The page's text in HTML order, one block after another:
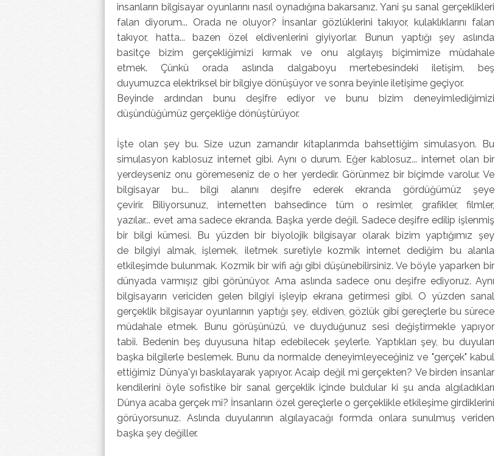
insanların bilgisayar oyunlarını nasıl oynadığına bakarsanız. Yani şu sanal gerçeklikleri
falan diyorum... Orada ne oluyor? İnsanlar gözlüklerini takıyor, kulaklıklarını falan
takıyor, hatta...bazen özel eldivenlerini giyiyorlar. Bunun yaptığı şey aslında
basitçe bizim gerçekliğimizi kırmak ve onu algılayış biçimimize müdahale
etmek. Çünkü orada aslında dalgaboyu mertebesindeki iletişim, beş
duyumuzca elektriksel bir bilgiye dönüşüyor ve sonra beyinle iletişime geçiyor.
Beyinde ardından bunu deşifre ediyor ve bunu bizim deneyimlediğimizi
düşündüğümüz gerçekliğe dönüştürüyor.
İşte olan şey bu. Size uzun zamandır kitaplarımda bahsettiğim simulasyon. Bu
simulasyon kablosuz internet gibi. Aynı o durum. Eğer kablosuz... internet olan bir
yerdeyseniz onu göremeseniz de o her yerdedir. Görünmez bir biçimde varolur. Ve
bilgisayar bu... bilgi alanını deşifre ederek ekranda gördüğümüz şeye
çevirir. Biliyorsunuz, internetten bahsedince tüm o resimler, grafikler, filmler,
yazılar... evet ama sadece ekranda. Başka yerde değil. Sadece deşifre edilip işlenmiş
bir bilgi kümesi. Bu yüzden bir biyolojik bilgisayar olarak bizim yaptığımız şey
de bilgiyi almak, işlemek, iletmek suretiyle kozmik internet dediğim bu alanla
etkileşimde bulunmak. Kozmik bir wifi ağı gibi düşünebilirsiniz. Ve böyle yaparken bir
dünyada varmışız gibi görünüyor. Ama aslında sadece onu deşifre ediyoruz. Aynı
bilgisayarın vericiden gelen bilgiyi işleyip ekrana getirmesi gibi. O yüzden sanal
gerçeklik bilgisayar oyunlarının yaptığı şey, eldiven, gözlük gibi gereçlerle bu sürece
müdahale etmek. Bunu görüşünüzü, ve duyduğunuz sesi değiştirmekle yapıyor
tabii. Bedenin beş duyusuna hitap edebilecek şeylerle. Yaptıkları şey, bu duyuları
başka bilgilerle beslemek. Bunu da normalde deneyimleyeceğiniz ve "gerçek" kabul
ettiğimiz Dünya'yı baskılayarak yapıyor. Acaip değil mi gerçekten? Ve birden insanlar
kendilerini öyle sofistike bir sanal gerçeklik içinde buldular ki şu anda algıladıkları
Dünya acaba gerçek mi? İnsanların özel gereçlerle o gerçeklikle etkileşime girdiklerini
görüyorsunuz. Aslında duyularının algılayacağı formda onlara sunulmuş veriden
başka şey değiller.